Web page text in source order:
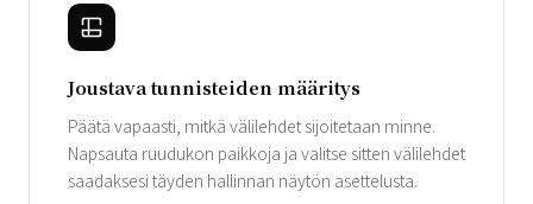
Joustava tunnisteiden määritys
Päätä vapaasti, mitkä välilehdet sijoitetaan minne.
Napsauta ruudukon paikkoja ja valitse sitten välilehdet
saadaksesi täyden hallinnan näytön asettelusta.